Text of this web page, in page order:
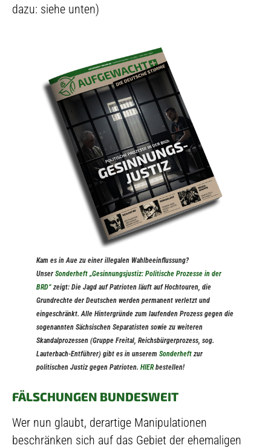
dazu: siehe unten)
Kam es in Aue zu einer illegalen Wahlbeeinflussung?
Unser Sonderheft „Gesinnungsjustiz: Politische Prozesse in der
BRD“ zeigt: Die Jagd auf Patrioten läuft auf Hochtouren, die
Grundrechte der Deutschen werden permanent verletzt und
eingeschränkt. Alle Hintergründe zum laufenden Prozess gegen die
sogenannten Sächsischen Separatisten sowie zu weiteren
Skandalprozessen (Gruppe Freital, Reichsbürgerprozess, sog.
Lauterbach-Entführer) gibt es in unserem Sonderheft zur
politischen Justiz gegen Patrioten. HIERbestellen!
FÄLSCHUNGEN BUNDESWEIT
Wer nun glaubt, derartige Manipulationen
beschränken sich auf das Gebiet der ehemaligen